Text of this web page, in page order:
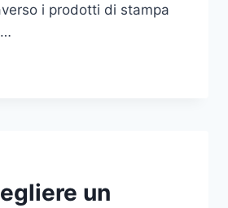
i prodotti di stampa
un